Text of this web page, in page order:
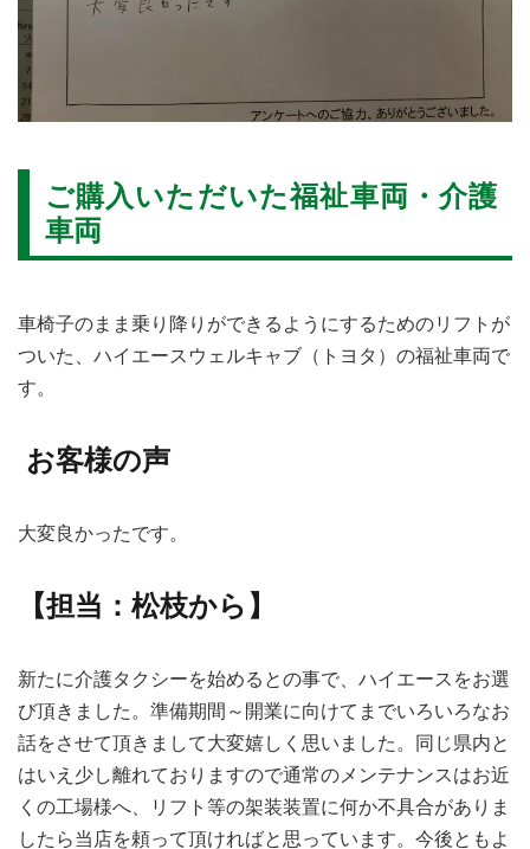
ご購入いただいた福祉車両 ・介護
車両
車椅子のまま乗り降りができるようにするためのリフトが
ついた、ハイエースウェルキャブ（トヨタ）の福祉車両で
す。
お客様の声
大変良かったです。
【担当：松枝から】
新たに介護タクシーを始めるとの事で、ハイエースをお選
び頂きました。準備期間～開業に向けてまでいろいろなお
話をさせて頂きまして大変嬉しく思いました。同じ県内と
はいえ少し離れておりますので通常のメンテナンスはお近
くの工場様へ、リフト等の架装装置に何か不具合がありま
したら当店を頼って頂ければと思っています。今後ともよ